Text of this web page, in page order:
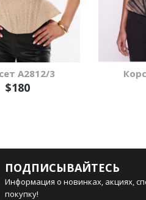
А2812/3
$180
ПОДПИСЫВАЙТЕСЬ
Информация о новинках, акциях,
покупку!